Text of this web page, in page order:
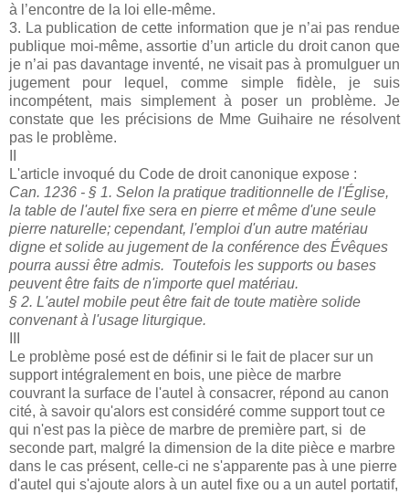
à l’encontre de la loi elle-même.
3. La publication de cette information que je n’ai pas rendue
publique moi-même, assortie d’un article du droit canon que
je n’ai pas davantage inventé, ne visait pas à promulguer un
jugement pour lequel, comme simple fidèle, je suis
incompétent, mais simplement à poser un problème. Je
constate que les précisions de Mme Guihaire ne résolvent
pas le problème.
L'article invoqué du Code de droit canonique expose :
Can. 1236 - § 1. Selon la pratique traditionnelle de l'Église,
la table de l'autel fixe sera en pierre et même d'une seule
pierre naturelle; cependant, l'emploi d'un autre matériau
digne et solide au jugement de la conférence des Évêques
pourra aussi être admis. Toutefois les supports ou bases
peuvent être faits de n'importe quel matériau.
§ 2. L'autel mobile peut être fait de toute matière solide
convenant à l'usage liturgique.
Le problème posé est de définir si le fait de placer sur un
support intégralement en bois, une pièce de marbre
couvrant la surface de l'autel à consacrer, répond au canon
cité, à savoir qu'alors est considéré comme support tout ce
qui n'est pas la pièce de marbre de première part, si de
seconde part, malgré la dimension de la dite pièce e marbre
dans le cas présent, celle-ci ne s'apparente pas à une pierre
d'autel qui s'ajoute alors à un autel fixe ou a un autel portatif,